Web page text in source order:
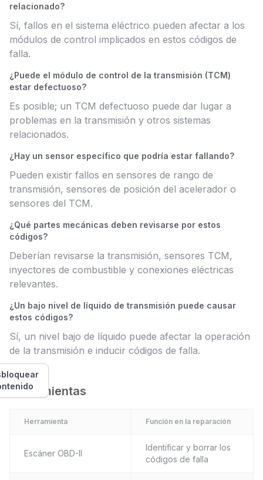
relacionado?
Sí, fallos en el sistema eléctrico pueden afectar a los
módulos de control implicados en estos códigos de
falla.
¿Puede el módulo de control de la transmisión (TCM)
estar defectuoso?
Es posible; un TCM defectuoso puede dar lugar a
problemas en la transmisión y otros sistemas
relacionados.
¿Hay un sensor específico que podría estar fallando?
Pueden existir fallos en sensores de rango de
transmisión, sensores de posición del acelerador o
sensores del TCM.
¿Qué partes mecánicas deben revisarse por estos
códigos?
Deberían revisarse la transmisión, sensores TCM,
inyectores de combustible y conexiones eléctricas
relevantes.
¿Un bajo nivel de líquido de transmisión puede causar
estos códigos?
Sí, un nivel bajo de líquido puede afectar la operación
de la transmisión e inducir códigos de falla.
Herramientas
Herramienta Función en la reparación
Escáner OBD-II
Identificar y borrar los
códigos de falla